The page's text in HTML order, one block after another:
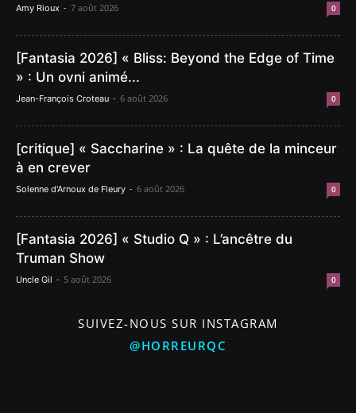
Amy Rioux - 7 août 2026 0
[Fantasia 2026] « Bliss: Beyond the Edge of Time
» : Un ovni animé...
Jean-François Croteau - 6 août 2026 0
[critique] « Saccharine » : La quête de la minceur
à en crever
Solenne d'Arnoux de Fleury - 6 août 2026 0
[Fantasia 2026] « Studio Q » : L’ancêtre du
Truman Show
Uncle Gil - 5 août 2026 0
SUIVEZ-NOUS SUR INSTAGRAM
@HORREURQC